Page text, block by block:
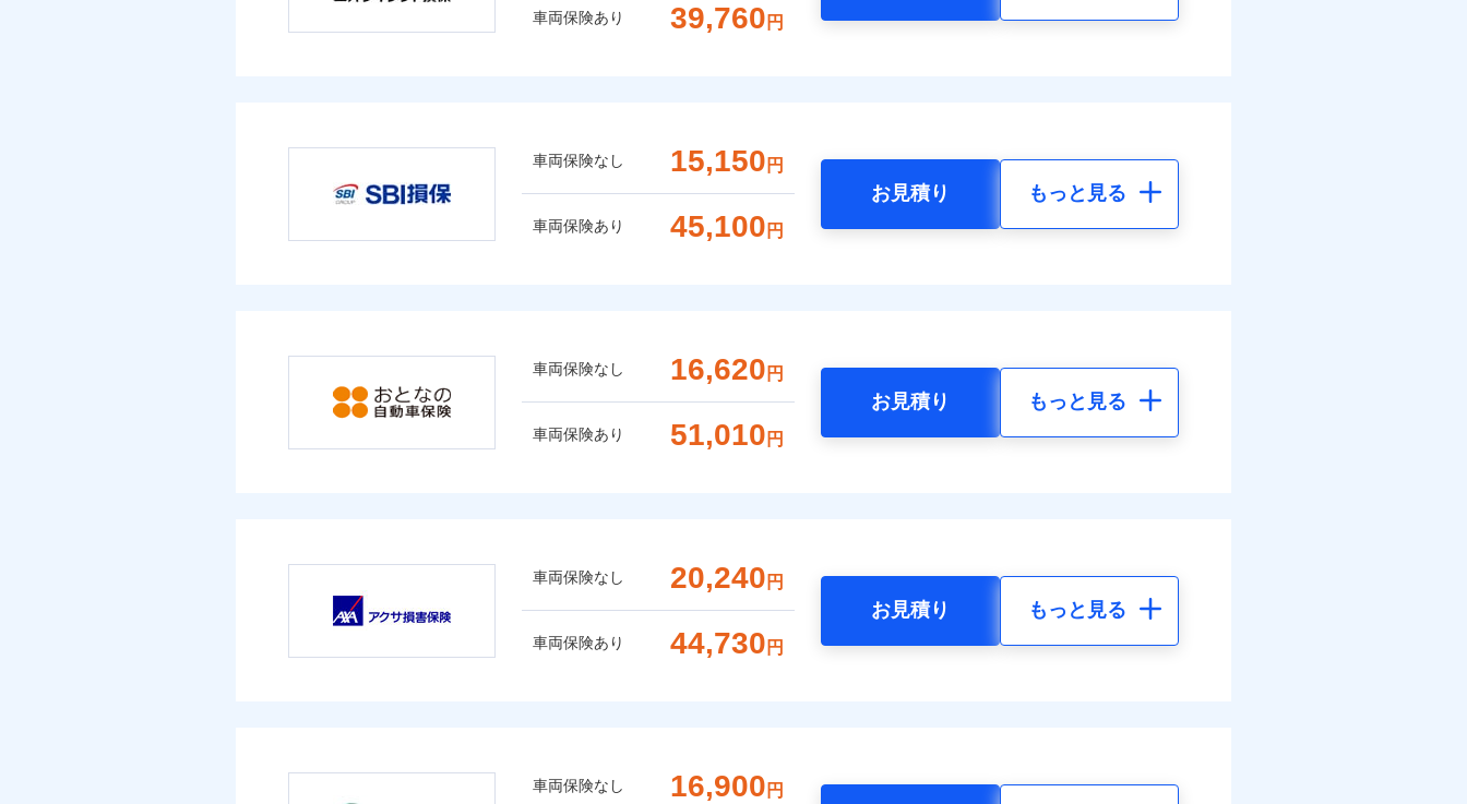
車両保険あり 39,760 円
車両保険なし 15,150 円
車両保険あり 45,100 円
お見積り もっと見る
車両保険なし 16,620 円
車両保険あり 51,010 円
お見積り もっと見る
車両保険なし 20,240 円
車両保険あり 44,730 円
お見積り もっと見る
車両保険なし 16,900 円